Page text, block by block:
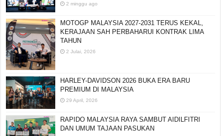
2 minggu ago
MOTOGP MALAYSIA 2027-2031 TERUS KEKAL,
KERAJAAN SAH PERBAHARUI KONTRAK LIMA
TAHUN
2 Julai, 2026
HARLEY-DAVIDSON 2026 BUKA ERA BARU
PREMIUM DI MALAYSIA
29 April, 2026
RAPIDO MALAYSIA RAYA SAMBUT AIDILFITRI
DAN UMUM TAJAAN PASUKAN